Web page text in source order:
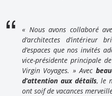
« Nous avons collaboré
d’architectes d’intérieur
d’espaces que nos invités
vice-présidente principale
Virgin Voyages. » Avec
d’attention aux détails, le
ont soif de vacances